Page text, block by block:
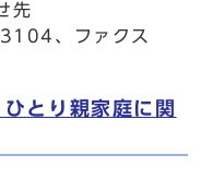
先
、ファクス
とり親家庭に関